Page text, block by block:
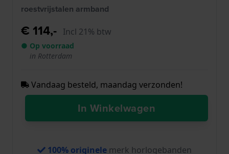
roestvrijstalen armband
€ 114,- Incl 21% btw
● Op voorraad
in Rotterdam
Vandaag besteld, maandag verzonden!
In Winkelwagen
100% originele merk horlogebanden